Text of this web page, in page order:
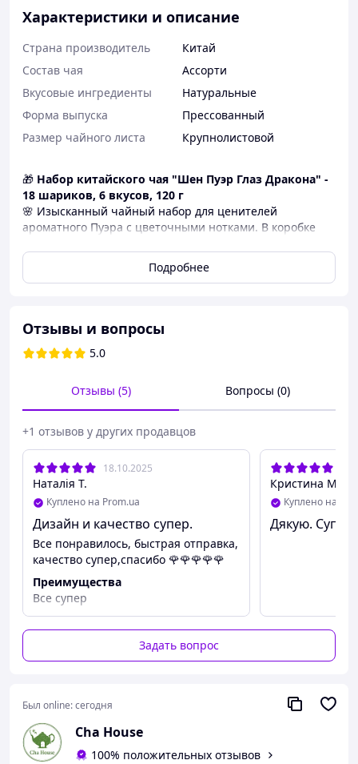
Характеристики и описание
Страна производитель
Китай
Состав чая
Ассорти
Вкусовые ингредиенты
Натуральные
Форма выпуска
Прессованный
Размер чайного листа
Крупнолистовой
🎁 Набор китайского чая "Шен Пуэр Глаз Дракона" -
18 шариков, 6 вкусов, 120 г
🌸 Изысканный чайный набор для ценителей
ароматного Пуэра с цветочными нотками. В коробке
натуральными вкусами
☕Преимущества:
заваривание
100% натуральный шен пуэр + цветы
чайных церемоний
📦 Стильная упаковка - готовое решение для подарка!
Подробнее
Отзывы и вопросы
5.0
Отзывы (5) Вопросы (0)
+1 отзывов у других продавцов
18.10.2025
Наталія Т.
Куплено на Prom.ua
Дизайн и качество супер.
Все понравилось, быстрая отправка,
качество супер,спасибо 🌹🌹🌹🌹🌹
Преимущества
Все супер
Кристина М.
Куплено на
Дякую. Супер
Задать вопрос
Был online:сегодня
Cha House
100% положительных отзывов